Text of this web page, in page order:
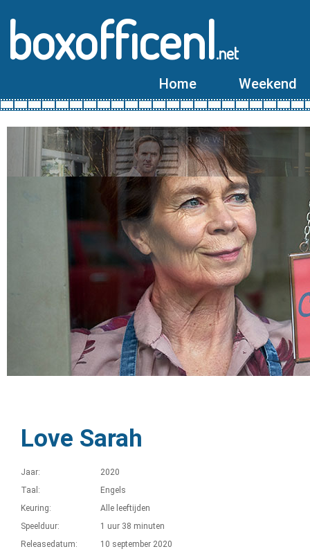
boxofficenl.net
Home Weekend
Love Sarah
Jaar:
2020
Taal:
Engels
Keuring:
Alle leeftijden
Speelduur:
1 uur 38 minuten
Releasedatum:
10 september 2020